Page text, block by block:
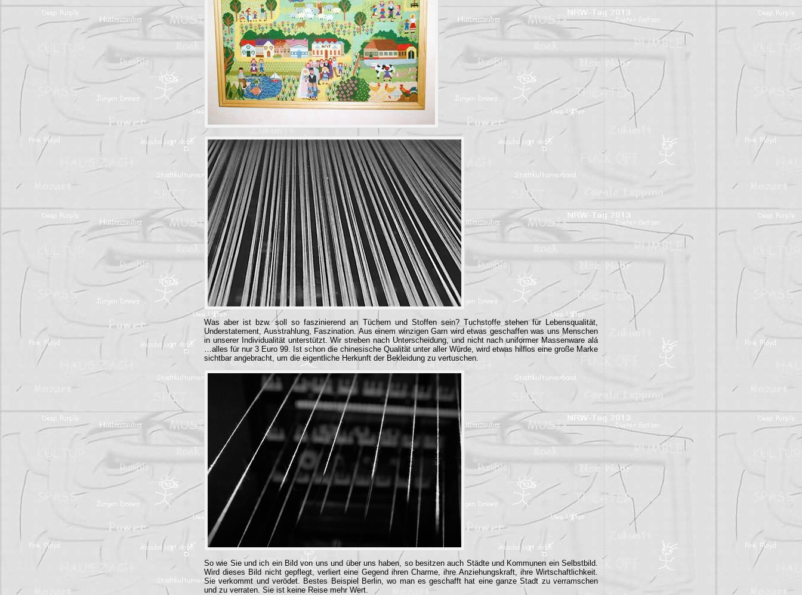
Was aber ist bzw. soll so faszinierend an Tüchern und Stoffen sein? Tuchstoffe stehen für Lebensqualität,
Understatement, Ausstrahlung, Faszination. Aus einem winzigen Garn wird etwas geschaffen was uns Menschen
in unserer Individualität unterstützt. Wir streben nach Unterscheidung, und nicht nach uniformer Massenware alá
…alles für nur 3 Euro 99. Ist schon die chinesische Qualität unter aller Würde, wird etwas hilflos eine große Marke
sichtbar angebracht, um die eigentliche Herkunft der Bekleidung zu vertuschen.
So wie Sie und ich ein Bild von uns und über uns haben, so besitzen auch Städte und Kommunen ein Selbstbild.
Wird dieses Bild nicht gepflegt, verliert eine Gegend ihren Charme, ihre Anziehungskraft, ihre Wirtschaftlichkeit.
Sie verkommt und verödet. Bestes Beispiel Berlin, wo man es geschafft hat eine ganze Stadt zu verramschen
und zu verraten. Sie ist keine Reise mehr Wert.